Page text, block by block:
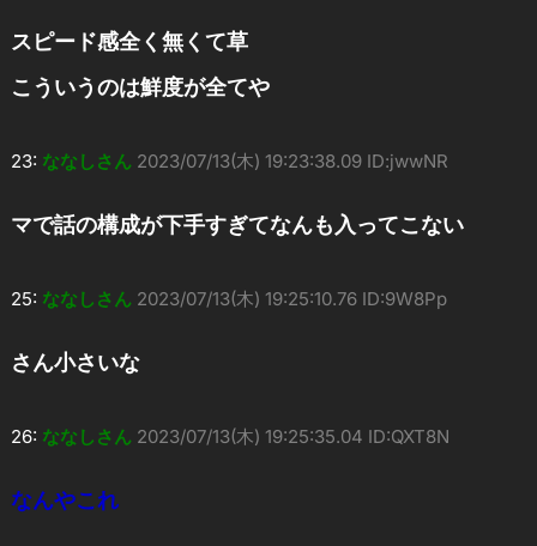
スピード感全く無くて草
こういうのは鮮度が全てや
23: ななしさん 2023/07/13(木) 19:23:38.09 ID:jwwNR
マで話の構成が下手すぎてなんも入ってこない
25: ななしさん 2023/07/13(木) 19:25:10.76 ID:9W8Pp
さん小さいな
26: ななしさん 2023/07/13(木) 19:25:35.04 ID:QXT8N
なんやこれ